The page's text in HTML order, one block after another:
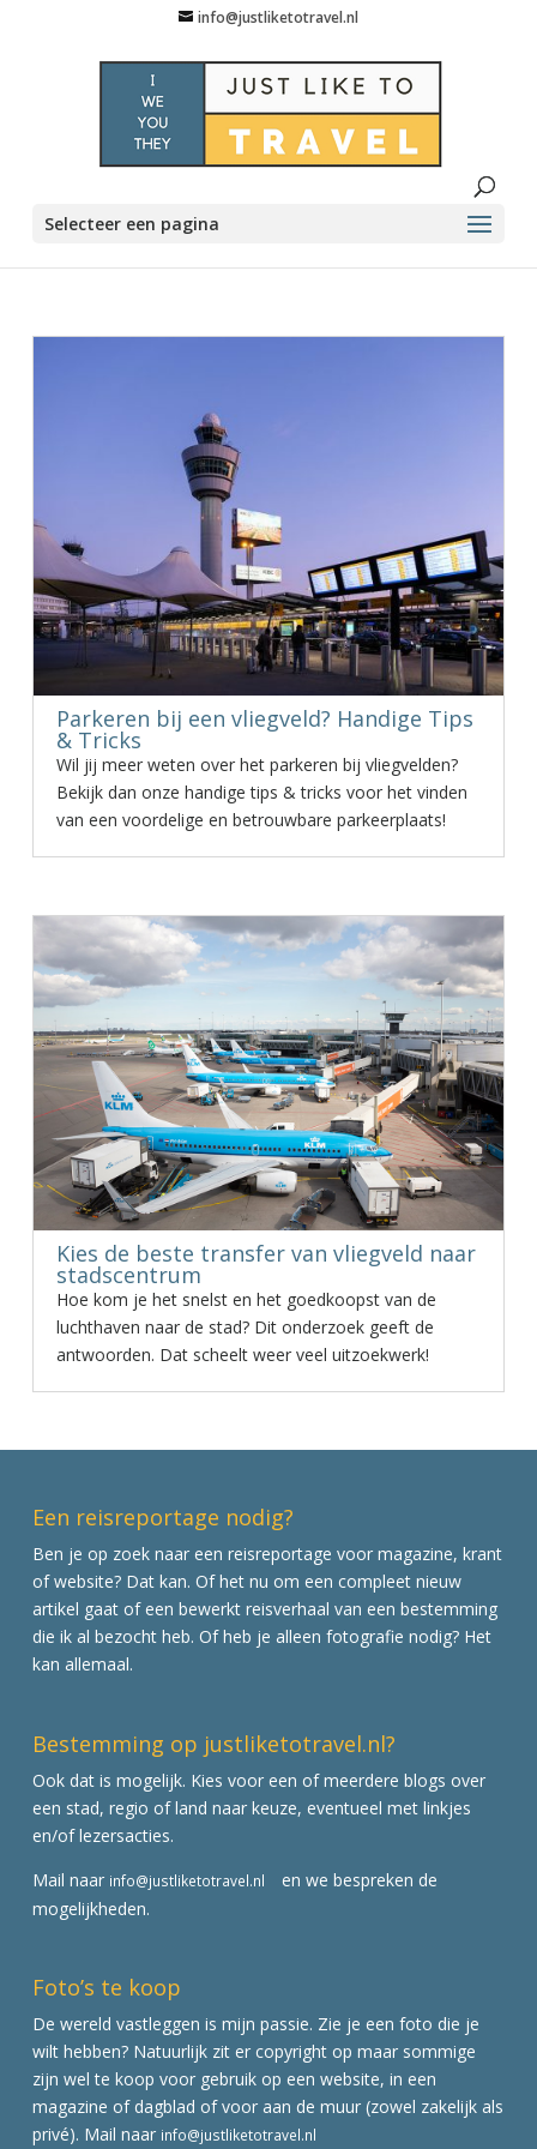
info@justliketotravel.nl
Selecteer een pagina
Parkeren bij een vliegveld? Handige Tips
& Tricks
Wil jij meer weten over het parkeren bij vliegvelden?
Bekijk dan onze handige tips & tricks voor het vinden
van een voordelige en betrouwbare parkeerplaats!
Kies de beste transfer van vliegveld naar
stadscentrum
Hoe kom je het snelst en het goedkoopst van de
luchthaven naar de stad? Dit onderzoek geeft de
antwoorden. Dat scheelt weer veel uitzoekwerk!
Een reisreportage nodig?
Ben je op zoek naar een reisreportage voor magazine, krant
of website? Dat kan. Of het nu om een compleet nieuw
artikel gaat of een bewerkt reisverhaal van een bestemming
die ik al bezocht heb. Of heb je alleen fotografie nodig? Het
kan allemaal.
Bestemming op justliketotravel.nl?
Ook dat is mogelijk. Kies voor een of meerdere blogs over
een stad, regio of land naar keuze, eventueel met linkjes
en/of lezersacties.
Mail naar info@justliketotravel.nl
en we bespreken de
mogelijkheden.
Foto’s te koop
De wereld vastleggen is mijn passie. Zie je een foto die je
wilt hebben? Natuurlijk zit er copyright op maar sommige
zijn wel te koop voor gebruik op een website, in een
magazine of dagblad of voor aan de muur (zowel zakelijk als
privé). Mail naar info@justliketotravel.nl